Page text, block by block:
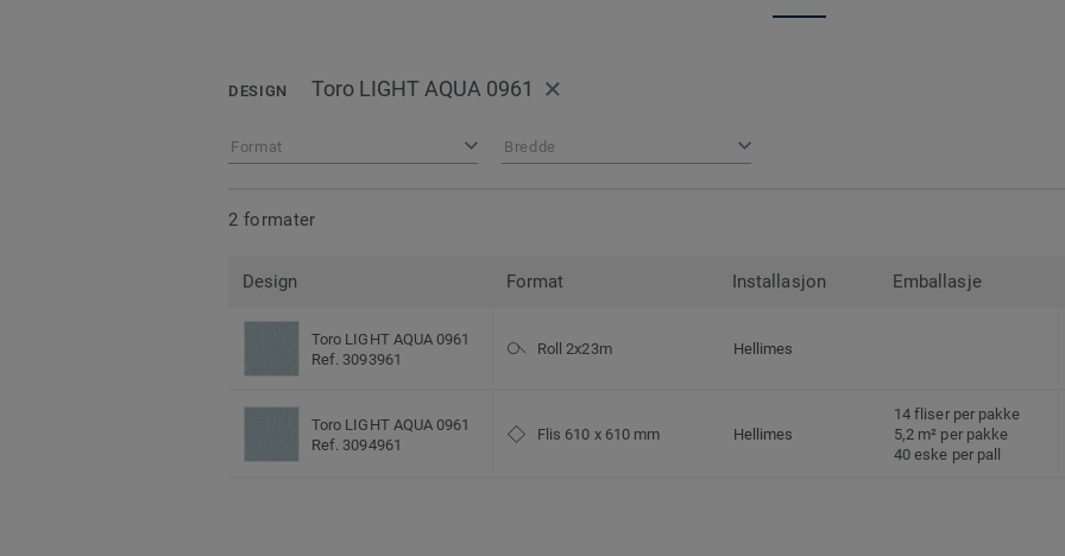
DESIGN Toro LIGHT AQUA 0961
Format Bredde
2 formater
Design Format Installasjon Emballasje
Toro LIGHT AQUA 0961
Ref. 3093961
Roll 2x23m Hellimes
Toro LIGHT AQUA 0961
Ref. 3094961
Flis 610 x 610 mm Hellimes
14 fliser per pakke
5,2 m² per pakke
40 eske per pall